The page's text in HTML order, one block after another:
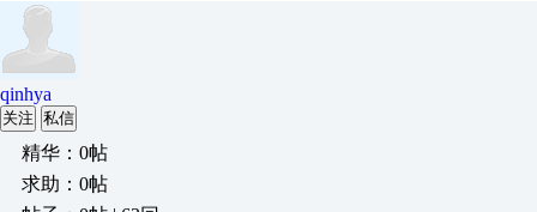
qinhya
关注 私信
精华：0帖
求助：0帖